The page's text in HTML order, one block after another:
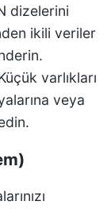
dizelerini
ikili veriler
varlıkları
veya